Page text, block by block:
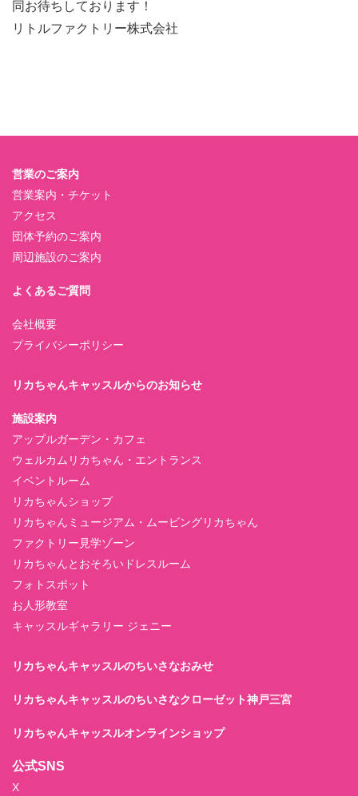
同お待ちしております！
リトルファクトリー株式会社
営業のご案内
営業案内・チケット
アクセス
団体予約のご案内
周辺施設のご案内
よくあるご質問
会社概要
プライバシーポリシー
リカちゃんキャッスルからのお知らせ
施設案内
アップルガーデン・カフェ
ウェルカムリカちゃん・エントランス
イベントルーム
リカちゃんショップ
リカちゃんミュージアム・ムービングリカちゃん
ファクトリー見学ゾーン
リカちゃんとおそろいドレスルーム
フォトスポット
お人形教室
キャッスルギャラリー ジェニー
リカちゃんキャッスルのちいさなおみせ
リカちゃんキャッスルのちいさなクローゼット神戸三宮
リカちゃんキャッスルオンラインショップ
公式SNS
X